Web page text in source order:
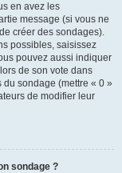
en avez les
message (si vous ne
créer des sondages).
possibles, saisissez
pouvez aussi indiquer
de son vote dans
du sondage (mettre « 0 »
de modifier leur
sondage ?